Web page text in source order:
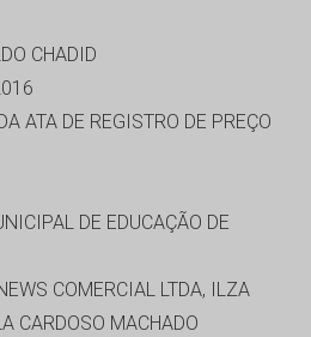
CHADID
ATA DE REGISTRO DE PREÇO
DE EDUCAÇÃO DE
COMERCIAL LTDA, ILZA
CARDOSO MACHADO